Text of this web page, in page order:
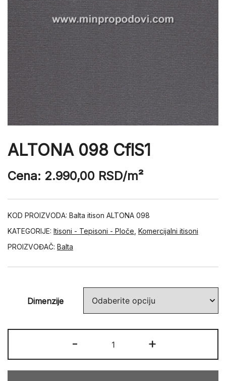
ALTONA 098 CflS1
Cena: 2.990,00 RSD/m²
KOD PROIZVODA: Balta itison ALTONA 098
KATEGORIJE: Itisoni - Tepisoni - Ploče Komercijalni itisoni
PROIZVOĐAČ: Balta
Dimenzije
-
098
CflS1
+